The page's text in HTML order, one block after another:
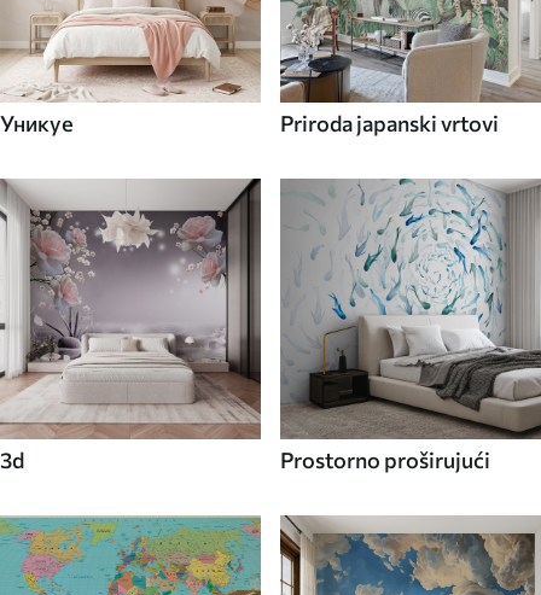
Уникуе Priroda japanski vrtovi
3d Prostorno proširujući